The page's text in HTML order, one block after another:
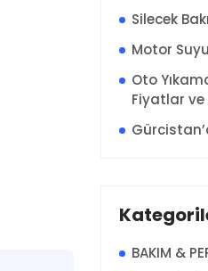
Silecek
Motor
Oto
Fiyatlar ve
BAKIM &